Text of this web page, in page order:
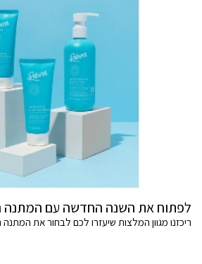
לפתוח את השנה החדשה עם המתנה
ריכזנו מגוון המלצות שיעזרו לכם לבחור את